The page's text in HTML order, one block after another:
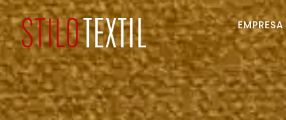
EMPRESA